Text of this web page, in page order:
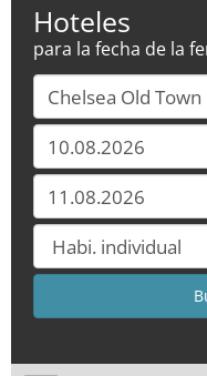
Hoteles
para la fecha de la